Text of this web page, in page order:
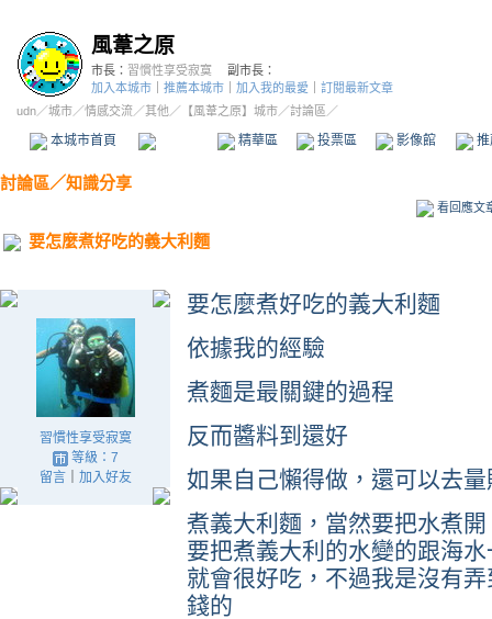
風葦之原
市長： 習慣性享受寂寞
副市長：
加入本城市
推薦本城市 加入我的最愛
訂閱最新文章
udn／城市／情感交流／其他 ／ 【風葦之原】城市／討論區／
本城市首頁 精華區 投票區 影像館
討論區／知識分享
看回應文
要怎麼煮好吃的義大利麵
習慣性享受寂寞
等級：7
留言｜ 加入好友
要怎麼煮好吃的義大利麵
依據我的經驗
煮麵是最關鍵的過程
反而醬料到還好
如果自己懶得做，還可以去
煮義大利麵，當然要把水煮
要把煮義大利的水變的跟海
就會很好吃，不過我是沒有
錢的